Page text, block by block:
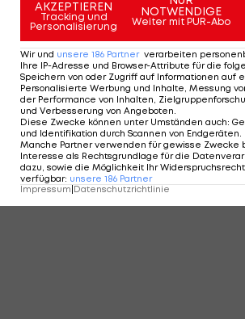
AKZEPTIEREN
Tracking und
Personalisierung
NOTWENDIGE
Weiter mit PUR-Abo
Wir und unsere 186 Partner verarbeiten
Ihre IP-Adresse und Browser-Attribute für die
Speichern von oder Zugriff auf Informationen auf
Personalisierte Werbung und Inhalte, Messung
der Performance von Inhalten,
und Verbesserung von Angeboten.
Diese Zwecke können unter Umständen auch:
und Identifikation durch Scannen von Endgeräten.
Manche Partner verwenden für gewisse Zwecke
Interesse als Rechtsgrundlage für die
dazu, sowie die Möglichkeit Ihr
verfügbar: unsere 186 Partner
Impressum Datenschutzrichtlinie